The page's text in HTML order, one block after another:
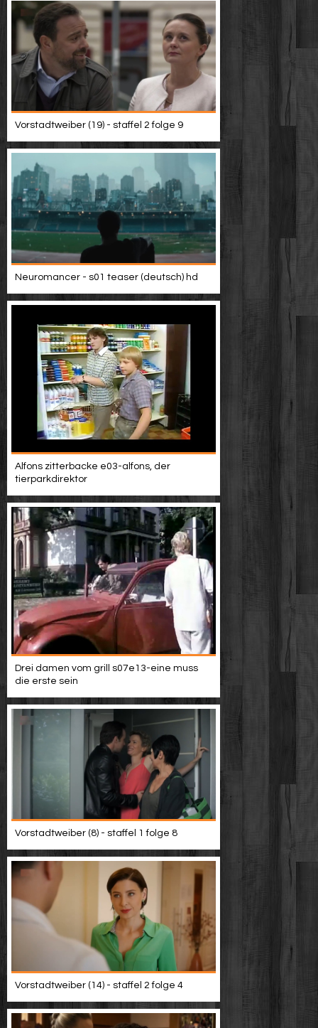
Vorstadtweiber (19) - staffel 2 folge 9
Neuromancer - s01 teaser (deutsch) hd
Alfons zitterbacke e03-alfons, der
tierparkdirektor
Drei damen vom grill s07e13-eine muss
die erste sein
Vorstadtweiber (8) - staffel 1 folge 8
Vorstadtweiber (14) - staffel 2 folge 4